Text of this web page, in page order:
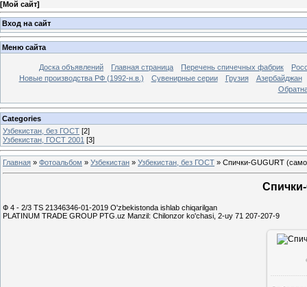
[Мой сайт]
Вход на сайт
Меню сайта
Доска объявлений Главная страница Перечень спичечных фабрик
Новые производства РФ (1992-н.в.)
Сувенирные серии Грузия
Азербайджан
Categories
Узбекистан, без ГОСТ [2]
Узбекистан, ГОСТ 2001 [3]
Главная » Фотоальбом » Узбекистан » Узбекистан, без ГОСТ » Спички-GUGURT
Ф 4 - 2/3 TS 21346346-01-2019 O'zbekistonda ishlab chiqarilgan
PLATINUM TRADE GROUP PTG.uz Manzil: Chilonzor ko'chasi, 2-uy 71 207-207-9